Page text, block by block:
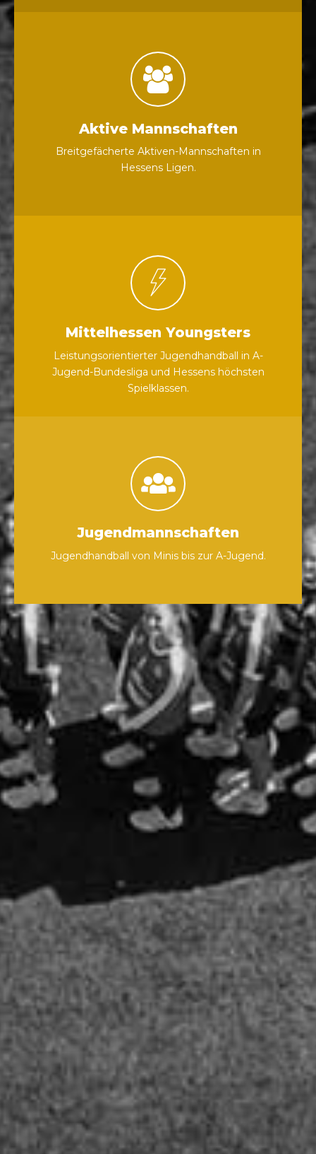
Aktive Mannschaften
Breitgefächerte Aktiven-Mannschaften in
Hessens Ligen.
Mittelhessen Youngsters
Leistungsorientierter Jugendhandball in A-
Jugend-Bundesliga und Hessens höchsten
Spielklassen.
Jugendmannschaften
Jugendhandball von Minis bis zur A-Jugend.